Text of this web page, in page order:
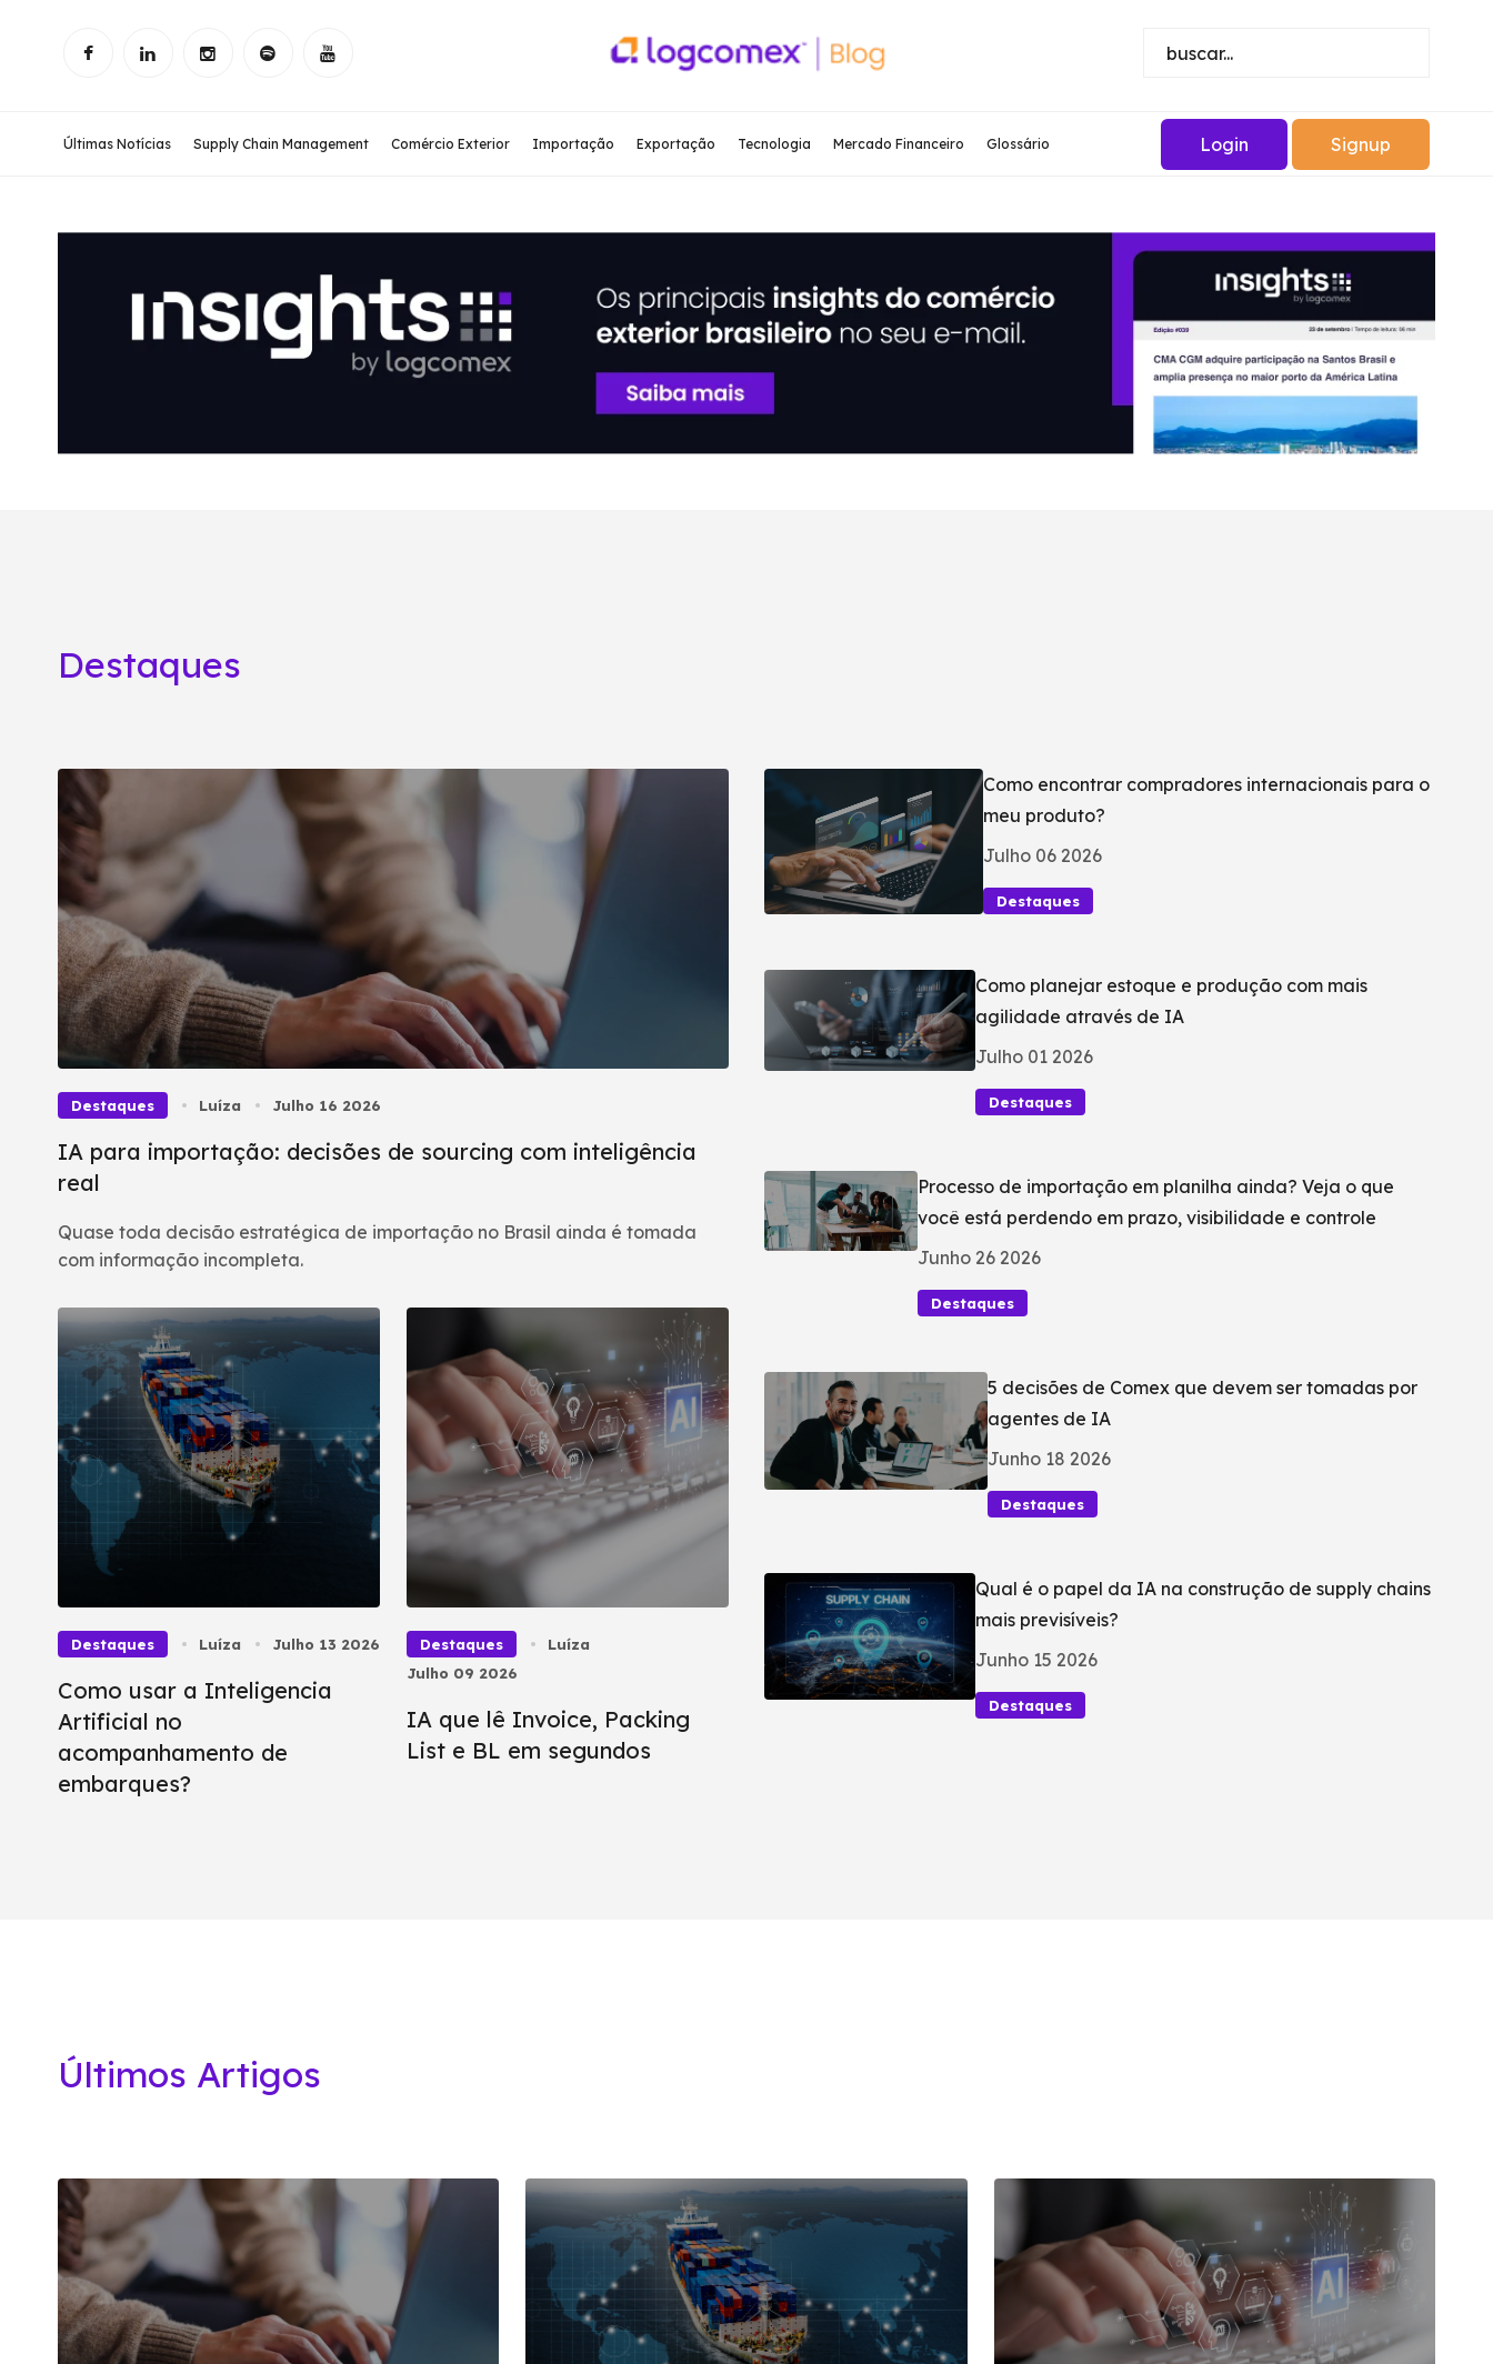
Últimas Notícias Supply Chain Management Comércio Exterior Importação Exportação Tecnologia Mercado Financeiro Glossário Login Signup
Destaques
Destaques Luíza Julho 16 2026
IA para importação: decisões de sourcing com inteligência
real
Quase toda decisão estratégica de importação no Brasil ainda é tomada
com informação incompleta.
Destaques Luíza Julho 13 2026
Como usar a Inteligencia
Artificial no
acompanhamento de
embarques?
Destaques
Luíza
Julho 09 2026
IA que lê Invoice, Packing
List e BL em segundos
Como encontrar compradores internacionais para o
meu produto?
Julho 06 2026
Destaques
Como planejar estoque e produção com mais
agilidade através de IA
Julho 01 2026
Destaques
Processo de importação em planilha ainda? Veja o que
você está perdendo em prazo, visibilidade e controle
Junho 26 2026
Destaques
5 decisões de Comex que devem ser tomadas por
agentes de IA
Junho 18 2026
Destaques
Qual é o papel da IA na construção de supply chains
mais previsíveis?
Junho 15 2026
Destaques
Últimos Artigos